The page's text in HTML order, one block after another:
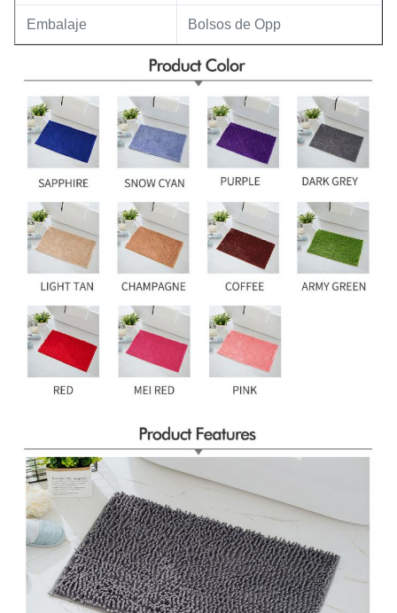
Embalaje Bolsos de Opp